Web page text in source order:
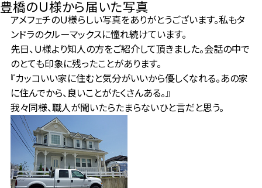
豊橋のＵ様から届いた写真
アメフェチのＵ様らしい写真をありがとうございます。私もタ
ンドラのクルーマックスに憧れ続けています。
先日、Ｕ様より知人の方をご紹介して頂きました。会話の中で
のとても印象に残ったことがあります。
『カッコいい家に住むと気分がいいから優しくなれる。あの家
に住んでから、良いことがたくさんある。』
我々同様、職人が聞いたらたまらないひと言だと思う。